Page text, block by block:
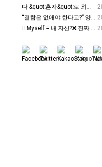
다 &quot;혼자&quot;로 외우면 틀려요. Alone????By myself????On my own
“결함은 없애야 한다고?” 양자 연구자가 밝힌 신비: 없애려던 흠이 무기가 되는 방법 | 이정현 KIST 양자기술연구단 선임연구원 | 양자 컴퓨터 인생 | 세바시 2121회
Myself = 내 자신?❌ 진짜 알아야 할 뜻????